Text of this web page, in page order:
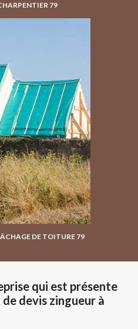
79
DE TOITURE 79
qui est présente
devis zingueur à